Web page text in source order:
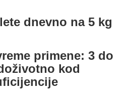
dnevno na 5 kg
primene: 3 do
kod